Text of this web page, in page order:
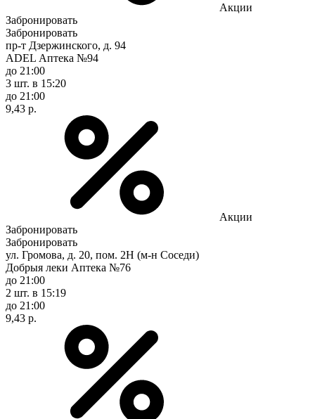
Акции
Забронировать
Забронировать
пр-т Дзержинского, д. 94
ADEL Аптека №94
до 21:00
3 шт. в 15:20
до 21:00
9,43 р.
Акции
Забронировать
Забронировать
ул. Громова, д. 20, пом. 2Н (м-н Соседи)
Добрыя леки Аптека №76
до 21:00
2 шт. в 15:19
до 21:00
9,43 р.